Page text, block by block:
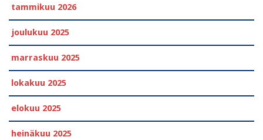
tammikuu 2026
joulukuu 2025
marraskuu 2025
lokakuu 2025
elokuu 2025
heinäkuu 2025